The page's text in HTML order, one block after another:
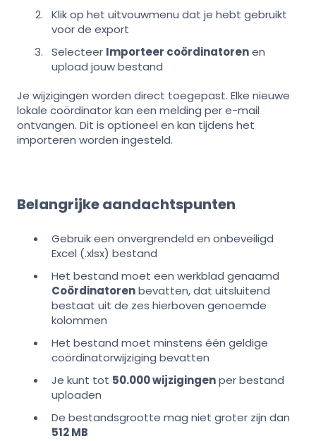
Klik op het uitvouwmenu dat je hebt gebruikt
voor de export
Selecteer Importeer coördinatorenen
upload jouw bestand
Je wijzigingen worden direct toegepast. Elke nieuwe
lokale coördinator kan een melding per e-mail
ontvangen. Dit is optioneel en kan tijdens het
importeren worden ingesteld.
Belangrijke aandachtspunten
Gebruik een onvergrendeld en onbeveiligd
Excel (.xlsx) bestand
Het bestand moet een werkblad genaamd
Coördinatorenbevatten, dat uitsluitend
bestaat uit de zes hierboven genoemde
kolommen
Het bestand moet minstens één geldige
coördinatorwijziging bevatten
Je kunt tot 50.000 wijzigingenper bestand
uploaden
De bestandsgrootte mag niet groter zijn dan
512 MB